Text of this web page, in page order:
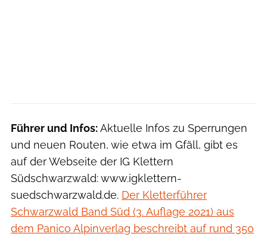
Führer und Infos:Aktuelle Infos zu Sperrungen
und neuen Routen, wie etwa im Gfäll, gibt es
auf der Webseite der IG Klettern
Südschwarzwald: www.igklettern-
suedschwarzwald.de. Der Kletterführer
Schwarzwald Band Süd (3. Auflage 2021) aus
dem Panico Alpinverlag beschreibt auf rund 350